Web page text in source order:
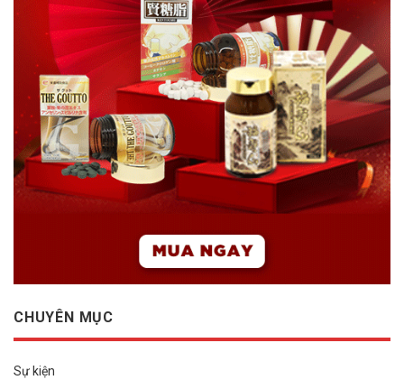
CHUYÊN MỤC
Sự kiện